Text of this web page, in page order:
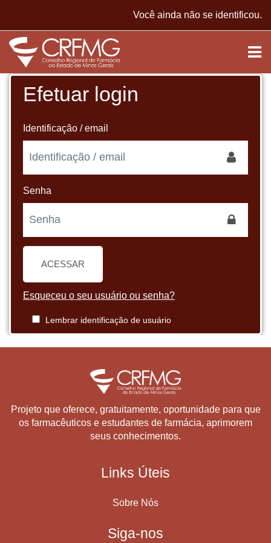
Você ainda não se identificou.
Efetuar login
Identificação / email
Senha
ACESSAR
Esqueceu o seu usuário ou senha?
Lembrar identificação de usuário
Projeto que oferece, gratuitamente, oportunidade para que
os farmacêuticos e estudantes de farmácia, aprimorem
seus conhecimentos.
Links Úteis
Sobre Nós
Siga-nos